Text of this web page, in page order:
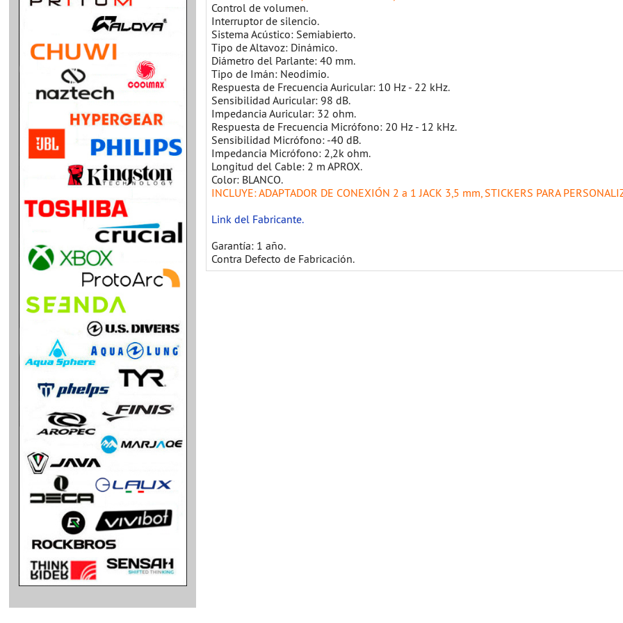
Control de volumen.
Interruptor de silencio.
Sistema Acústico: Semiabierto.
Tipo de Altavoz: Dinámico.
Diámetro del Parlante: 40 mm.
Tipo de Imán: Neodimio.
Respuesta de Frecuencia Auricular: 10 Hz - 22 kHz.
Sensibilidad Auricular: 98 dB.
Impedancia Auricular: 32 ohm.
Respuesta de Frecuencia Micrófono: 20 Hz - 12 kHz.
Sensibilidad Micrófono: -40 dB.
Impedancia Micrófono: 2,2k ohm.
Longitud del Cable: 2 m APROX.
Color: BLANCO.
INCLUYE: ADAPTADOR DE CONEXIÓN 2 a 1 JACK 3,5 mm, STICKERS PARA
Link del Fabricante.
Garantía: 1 año.
Contra Defecto de Fabricación.